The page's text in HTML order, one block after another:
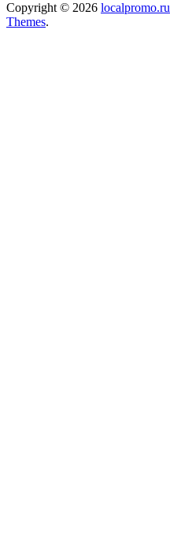
Copyright © 2026 localpromo.ru
Themes.